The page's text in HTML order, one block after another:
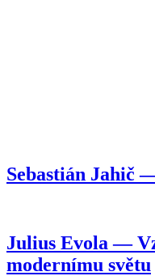
Sebastián Jahič
Julius Evola —
modernímu světu